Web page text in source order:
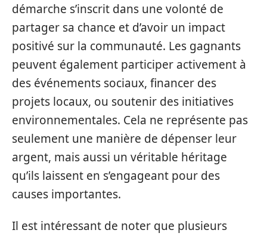
démarche s’inscrit dans une volonté de
partager sa chance et d’avoir un impact
positivé sur la communauté. Les gagnants
peuvent également participer activement à
des événements sociaux, financer des
projets locaux, ou soutenir des initiatives
environnementales. Cela ne représente pas
seulement une manière de dépenser leur
argent, mais aussi un véritable héritage
qu’ils laissent en s’engageant pour des
causes importantes.
Il est intéressant de noter que plusieurs